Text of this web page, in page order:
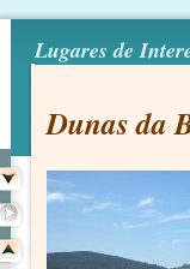
Lugares de
Dunas da